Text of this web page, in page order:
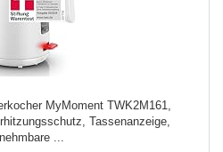
MyMoment TWK2M161,
Tassenanzeige,
...